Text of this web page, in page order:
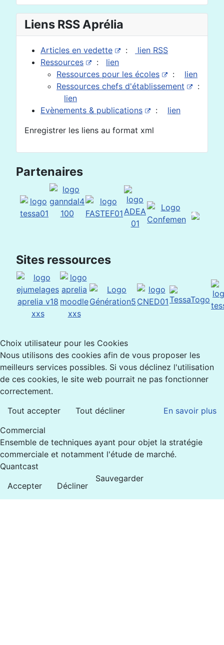
Liens RSS Aprélia
Articles en vedette :
lien RSS
Ressources
: lien
Ressources pour les écoles
: lien
Ressources chefs d'établissement
:
lien
Evènements & publications
: lien
Enregistrer les liens au format xml
Partenaires
Sites ressources
Choix utilisateur pour les Cookies
Nous utilisons des cookies afin de vous proposer les
meilleurs services possibles. Si vous déclinez l'utilisation
de ces cookies, le site web pourrait ne pas fonctionner
correctement.
Tout accepter
Tout décliner
En savoir plus
Commercial
Ensemble de techniques ayant pour objet la stratégie
commerciale et notamment l'étude de marché.
Quantcast
Accepter
Décliner
Sauvegarder